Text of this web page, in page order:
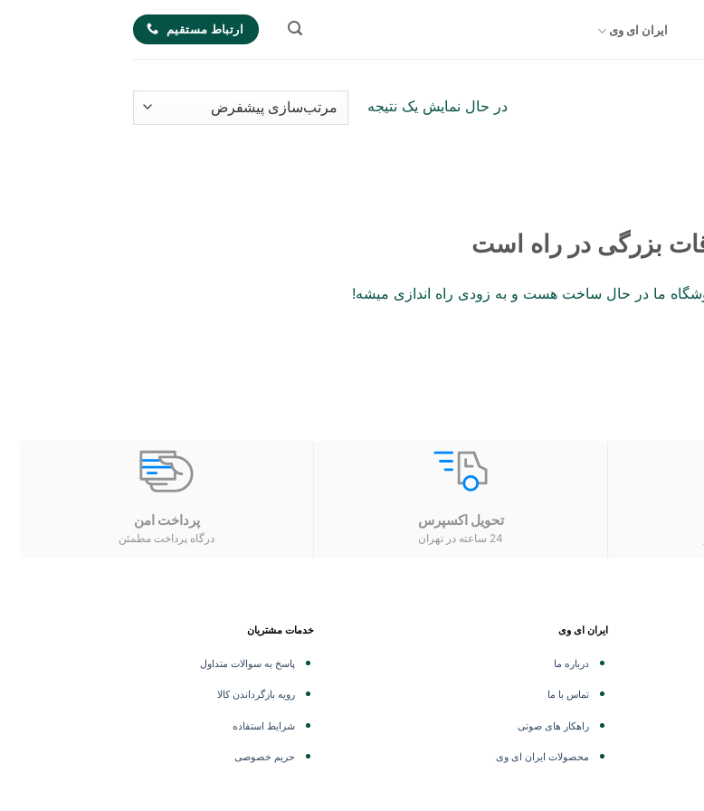
ایران ای وی ارتباط مستقیم
در حال نمایش یک نتیجه
بزرگی در راه است
ما در حال ساخت هست و به زودی راه اندازی میشه!
تحویل اکسپرس
24 ساعته در تهران
پرداخت امن
درگاه پرداخت مطمئن
ایران ای وی
درباره ما
تماس با ما
راهکار های صوتی
محصولات ایران ای وی
خدمات مشتریان
پاسخ به سوالات متداول
رویه بازگرداندن کالا
شرایط استفاده
حریم خصوصی